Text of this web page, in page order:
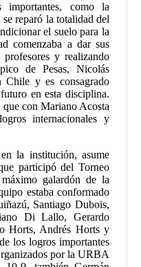
importantes, como la
reparó la totalidad del
el suelo para la
comenzaba a dar sus
y realizando
de Pesas, Nicolás
Chile y es consagrado
en esta disciplina.
que con Mariano Acosta
internacionales y
la institución, asume
participó del Torneo
galardón de la
estaba conformado
Santiago Dubois,
Di Lallo, Gerardo
Horts, Andrés Horts y
los logros importantes
por la URBA